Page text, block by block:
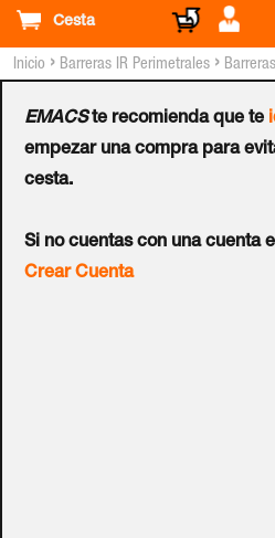
Cesta
EMACSte recomienda que te
empezar una compra para
cesta.
Si no cuentas con una cuenta
Crear Cuenta
Inicio › Barreras IR Perimetrales ›
Barrera IR
de Exterior
100 Metros (4